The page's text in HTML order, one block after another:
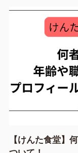
【けんた食堂】